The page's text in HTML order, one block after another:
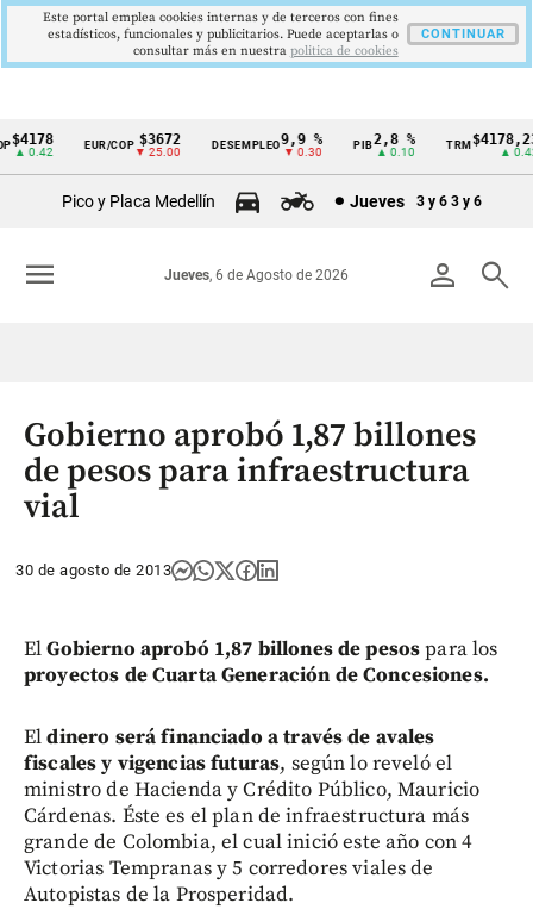
Cintillo
Colombia
$4178
▲ 0.42
EUR/COP $3672
▼ 25.00
DESEMPLEO9,9 %
▼ 0.30
PIB2,8 %
▲ 0.10
TRM$4178,23
▲ 0.42
Pico y Placa Medellín Jueves 3 y 6 3 y 6
person search
Jueves, 6 de Agosto de 2026
menu
Gobierno aprobó 1,87 billones
de pesos para infraestructura
vial
30 de agosto de 2013
ElGobierno aprobó 1,87 billones de pesospara los
proyectos de Cuarta Generación de Concesiones.
Eldinero será financiado a través de avales
fiscalesy vigencias futuras, según lo reveló el
ministro de Hacienda y Crédito Público, Mauricio
Cárdenas. Éste es el plan de infraestructura más
grande de Colombia, el cual inició este año con 4
Victorias Tempranas y 5 corredores viales de
Autopistas de la Prosperidad.
Este portal emplea cookies internas y de terceros con fines
estadísticos, funcionales y publicitarios. Puede aceptarlas o
consultar más en nuestra politica de cookies
CONTINUAR